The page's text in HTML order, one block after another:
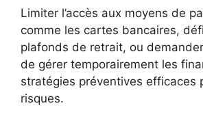
Limiter l’accès aux moyens de
comme les cartes bancaires,
plafonds de retrait, ou
de gérer temporairement les
stratégies préventives efficaces
risques.